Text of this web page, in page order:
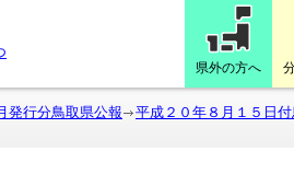
県外の方へ
発行分鳥取県公報
平成２０年８月１５日